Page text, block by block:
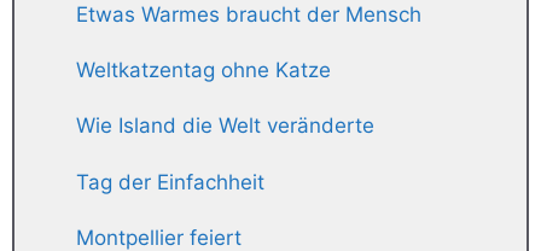
Etwas Warmes braucht der Mensch
Weltkatzentag ohne Katze
Wie Island die Welt veränderte
Tag der Einfachheit
Montpellier feiert